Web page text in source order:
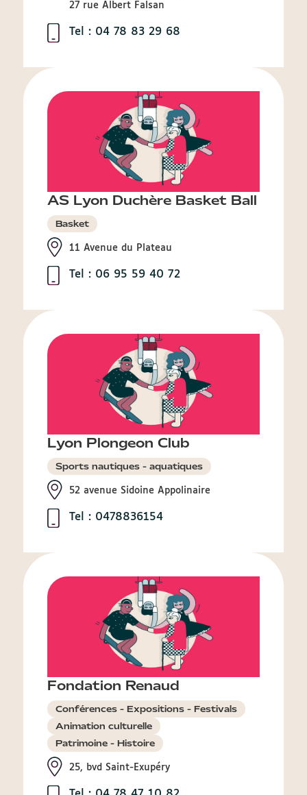
27 rue Albert Falsan
Tel : 04 78 83 29 68
AS Lyon Duchère Basket Ball
Basket
11 Avenue du Plateau
Tel : 06 95 59 40 72
Lyon Plongeon Club
Sports nautiques - aquatiques
52 avenue Sidoine Appolinaire
Tel : 0478836154
Fondation Renaud
Conférences - Expositions - Festivals
Animation culturelle
Patrimoine - Histoire
25, bvd Saint-Exupéry